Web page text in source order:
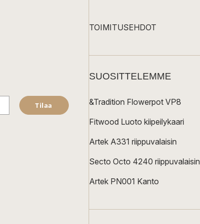
Tilaa
TOIMITUSEHDOT
SUOSITTELEMME
&Tradition Flowerpot VP8
Fitwood Luoto kiipeilykaari
Artek A331 riippuvalaisin
Secto Octo 4240 riippuvalaisin
Artek PN001 Kanto